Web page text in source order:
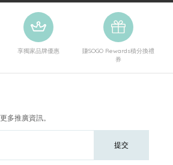
享獨家品牌優惠
賺SOGO Rewards積分換禮
券
多推廣資訊。
提交